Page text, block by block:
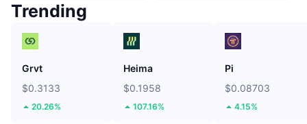
Trending
Grvt
$0.3133
20.26%
Heima
$0.1958
107.16%
Pi
$0.08703
4.15%